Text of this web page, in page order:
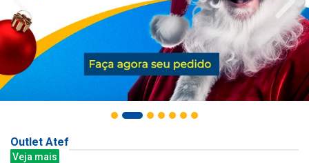
Outlet Atef
Veja mais